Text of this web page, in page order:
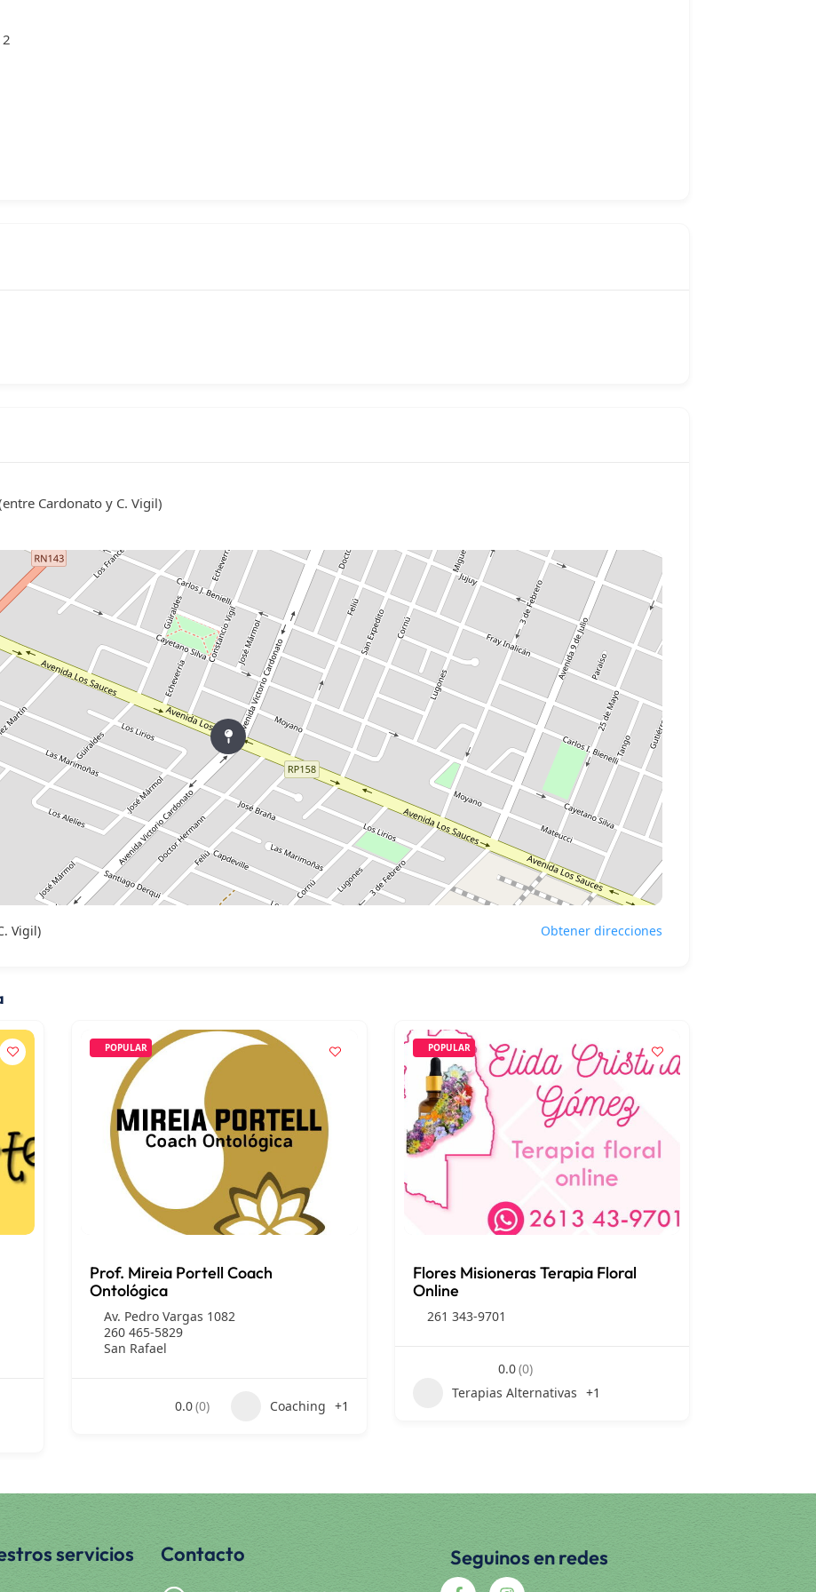
Cardonato y C. Vigil)
Vigil) Obtener direcciones
POPULAR
Prof. Mireia Portell Coach
Ontológica
Av. Pedro Vargas 1082
260 465-5829
San Rafael
0.0(0) Coaching +1
POPULAR
Flores Misioneras Terapia Floral
Online
261 343-9701
0.0(0)
Terapias Alternativas +1
servicios Contacto Seguinos en redes